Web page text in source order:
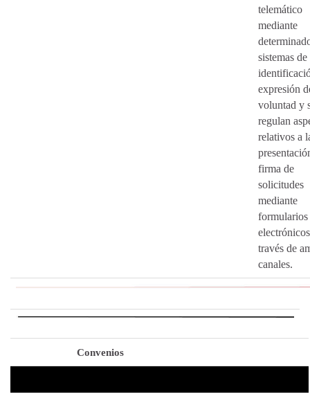
telemático
mediante
sistemas de
expresión
voluntad y
regulan
relativos a
firma de
solicitudes
mediante
formularios
través de
canales.
Convenios